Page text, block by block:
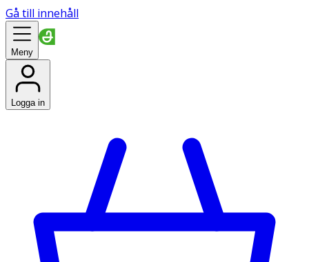
Gå till innehåll
Meny
Logga in